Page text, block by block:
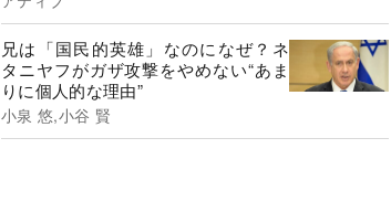
兄は「国民的英雄」なのになぜ？ネ
タニヤフがガザ攻撃をやめない“あま
りに個人的な理由”
小泉 悠,小谷 賢